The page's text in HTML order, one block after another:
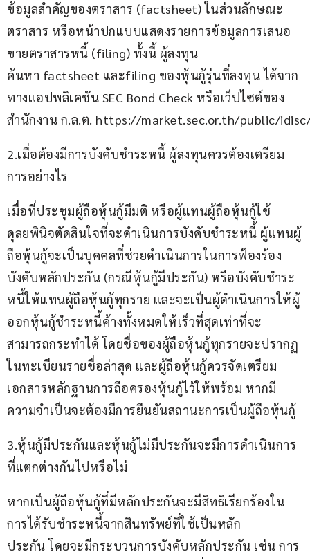
ข้อมูลสำคัญของตราสาร (factsheet) ในส่วนลักษณะ
ตราสาร หรือหน้าปกแบบแสดงรายการข้อมูลการเสนอ
ขายตราสารหนี้ (filing) ทั้งนี้ ผู้ลงทุน
ค้นหา factsheet และfiling ของหุ้นกู้รุ่นที่ลงทุน ได้จาก
ทางแอปพลิเคชัน SEC Bond Check หรือเว็ปไซต์ของ
สำนักงาน ก.ล.ต. https://market.sec.or.th/public/
2.เมื่อต้องมีการบังคับชำระหนี้ ผู้ลงทุนควรต้องเตรียม
การอย่างไร
เมื่อที่ประชุมผู้ถือหุ้นกู้มีมติ หรือผู้แทนผู้ถือหุ้นกู้ใช้
ดุลยพินิจตัดสินใจที่จะดำเนินการบังคับชำระหนี้ ผู้แทนผู้
ถือหุ้นกู้จะเป็นบุคคลที่ช่วยดำเนินการในการฟ้องร้อง
บังคับหลักประกัน (กรณีหุ้นกู้มีประกัน) หรือบังคับชำระ
หนี้ให้แทนผู้ถือหุ้นกู้ทุกราย และจะเป็นผู้ดำเนินการให้ผู้
ออกหุ้นกู้ชำระหนี้ค้างทั้งหมดให้เร็วที่สุดเท่าที่จะ
สามารถกระทำได้ โดยชื่อของผู้ถือหุ้นกู้ทุกรายจะปรากฏ
ในทะเบียนรายชื่อล่าสุด และผู้ถือหุ้นกู้ควรจัดเตรียม
เอกสารหลักฐานการถือครองหุ้นกู้ไว้ให้พร้อม หากมี
ความจำเป็นจะต้องมีการยืนยันสถานะการเป็นผู้ถือหุ้นกู้
3.หุ้นกู้มีประกันและหุ้นกู้ไม่มีประกันจะมีการดำเนินการ
ที่แตกต่างกันไปหรือไม่
หากเป็นผู้ถือหุ้นกู้ที่มีหลักประกันจะมีสิทธิเรียกร้องใน
การได้รับชำระหนี้จากสินทรัพย์ที่ใช้เป็นหลัก
ประกัน โดยจะมีกระบวนการบังคับหลักประกัน เช่น การ